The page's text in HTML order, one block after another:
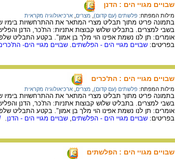
שבויים מגויי הים : הדנן
מילות המפתח: פלשתים (עם קדום) מצרים ארכיאולוגיה מקראית
בתמונה פריט מתוך תבליט מצרי המתאר את ההתרחשויות בימיו
בשבי למצרים. בתבליט שלוש קבוצות אתניות: הת'כר, הדנן
אומרים: תן לנו נשמת אפינו הוי מלך בן אמון". בקטע התבליט
בפריטים: שבויים מגויי הים - הפלשתים שבויים מגויי הים-
שבויים מגויי הים : הת'כרים
מילות המפתח: פלשתים (עם קדום) מצרים ארכיאולוגיה מקראית
בתמונה פריט מתוך תבליט מצרי המתאר את ההתרחשויות בימיו
בשבי למצרים. בתבליט שלוש קבוצות אתניות: הת'כר, הדנן
אומרים: תן לנו נשמת אפינו הוי מלך בן אמון". בקטע התבליט
בפריטים: שבויים מגויי הים - הפלשתים, שבויים מגויי הים - הדנן.
שבויים מגויי הים : הפלשתים